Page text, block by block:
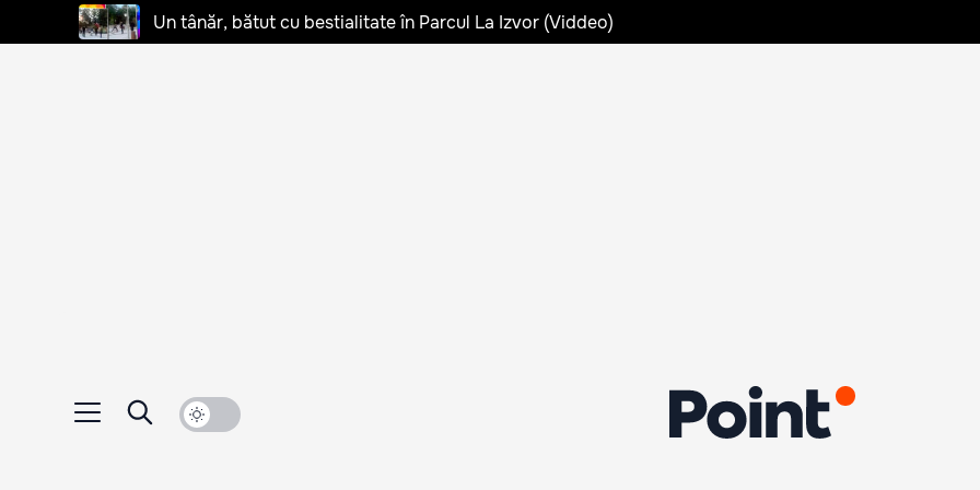
Un tânăr, bătut cu bestialitate în Parcul La Izvor (Viddeo)